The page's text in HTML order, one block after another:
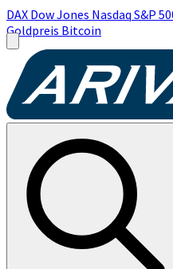
DAX Dow Jones Nasdaq S&P
Goldpreis Bitcoin